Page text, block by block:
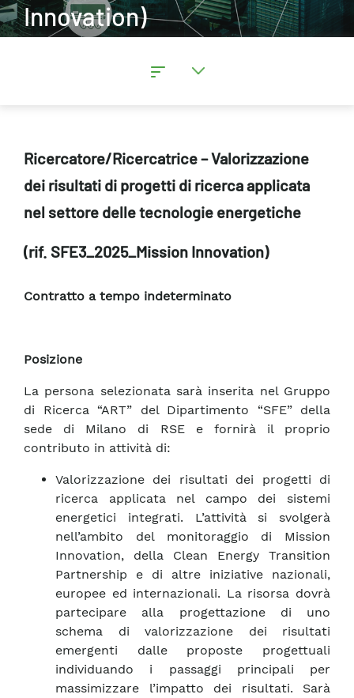
Innovation)
Ricercatore/Ricercatrice – Valorizzazione
dei risultati di progetti di ricerca applicata
nel settore delle tecnologie energetiche
(rif. SFE3_2025_Mission Innovation)
Contratto a tempo indeterminato
Posizione
La persona selezionata sarà inserita nel Gruppo
di Ricerca “ART” del Dipartimento “SFE” della
sede di Milano di RSE e fornirà il proprio
contributo in attività di:
Valorizzazione dei risultati dei progetti di
ricerca applicata nel campo dei sistemi
energetici integrati. L’attività si svolgerà
nell’ambito del monitoraggio di Mission
Innovation, della Clean Energy Transition
Partnership e di altre iniziative nazionali,
europee ed internazionali. La risorsa dovrà
partecipare alla progettazione di uno
schema di valorizzazione dei risultati
emergenti dalle proposte progettuali
individuando i passaggi principali per
massimizzare l’impatto dei risultati. Sarà